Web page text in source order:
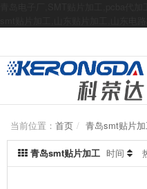
当前位置： 首页 青岛smt贴片
青岛smt贴片加工 时间